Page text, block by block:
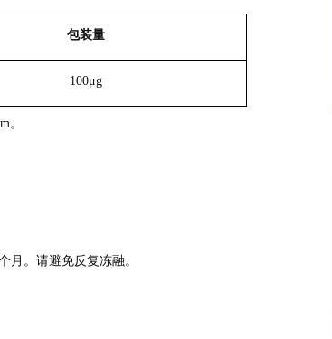
包装量
100μg
。
月。请避免反复冻融。